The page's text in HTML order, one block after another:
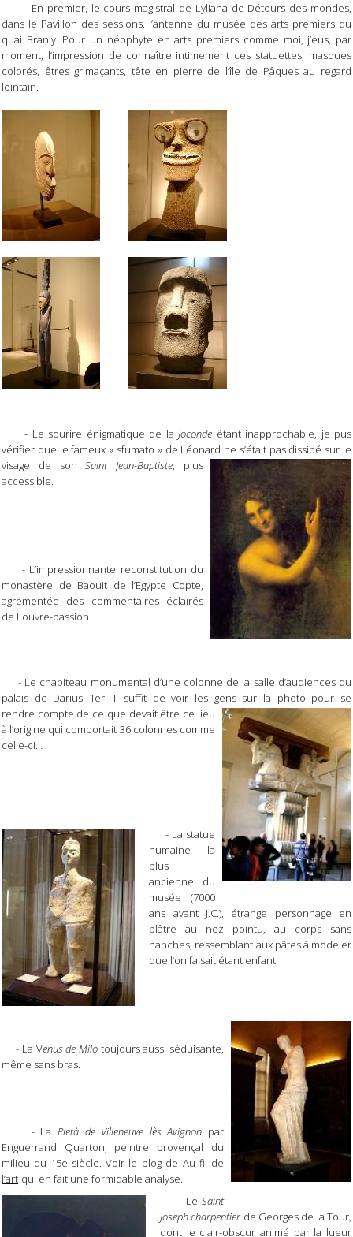
- En premier, le cours magistral de Lyliana de Détours des mondes,
dans le Pavillon des sessions, l’antenne du musée des arts premiers du
quai Branly. Pour un néophyte en arts premiers comme moi, j’eus, par
moment, l’impression de connaître intimement ces statuettes, masques
colorés, êtres grimaçants, tête en pierre de l’île de Pâques au regard
lointain.
- Le sourire énigmatique de laJoconde étant inapprochable, je pus
vérifier que le fameux « sfumato » de Léonard ne s’était pas dissipé sur le
visage de sonSaint Jean-Baptiste, plus
accessible.
- L’impressionnante reconstitution du
monastère de Baouit de l’Egypte Copte,
agrémentée des commentaires éclairés
de Louvre-passion.
- Le chapiteau monumental d’une colonne de la salle d’audiences du
palais de Darius 1er. Il suffit de voir les gens sur la photo pour se
rendre compte de ce que devait être ce lieu
à l’origine qui comportait 36 colonnes comme
celle-ci…
- La statue
humaine la
plus
ancienne du
musée (7000
ans avant J.C.), étrange personnage en
plâtre au nez pointu, au corps sans
hanches, ressemblant aux pâtes à modeler
que l’on faisait étant enfant.
- La Vénus de Milotoujours aussi séduisante,
même sans bras.
- LaPietà de Villeneuve lès Avignon par
Enguerrand Quarton, peintre provençal du
milieu du 15e siècle. Voir le blog de Au fil de
l’art qui en fait une formidable analyse.
- Le Saint
Joseph charpentierde Georges de la Tour,
dont le clair-obscur animé par la lueur